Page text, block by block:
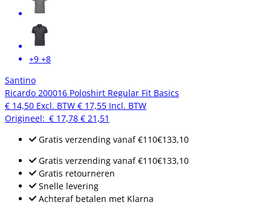
+9 +8
Santino
Ricardo 200016 Poloshirt Regular Fit Basics
€ 14,50 Excl. BTW € 17,55 Incl. BTW
Origineel: € 17,78 € 21,51
Gratis verzending vanaf€110€133,10
Gratis verzending vanaf€110€133,10
Gratis retourneren
Snelle levering
Achteraf betalen met Klarna